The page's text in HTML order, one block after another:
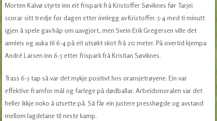
Morten Kalvø styrte inn eit frispark frå Kristoffer Søviknes før Tarjei
scorar sitt tredje for dagen etter innlegg av Kristoffer. 5-4 med ti minutt
igjen å spele gav håp om uavgjort, men Svein Erik Gregersen ville det
annleis og auka til 6-4 på eit utsøkt skot frå 20 meter. På overtid kjempa
André Larsen inn 6-5 etter frispark frå Kristian Søviknes.
Trass 6-5 tap så var det mykje positivt hos oransjetrøyene. Ein var
effektive framfor mål og farlege på dødballar. Arbeidsmoralen var det
heller ikkje noko å utsette på. Så får ein justere presshøgde og avstand
mellom lagdelane til neste kamp.